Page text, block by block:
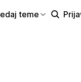
teme